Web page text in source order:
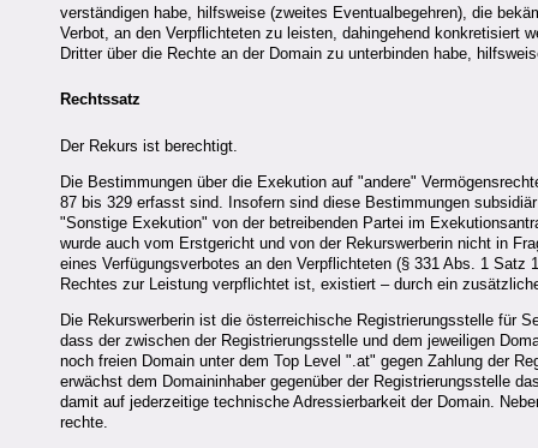
verständigen habe, hilfsweise (zweites Eventualbegehren), die
Verbot, an den Verpflichteten zu leisten, dahingehend konkretisiert
Dritter über die Rechte an der Domain zu unterbinden habe,
Rechtssatz
Der Rekurs ist berechtigt.
Die Bestimmungen über die Exekution auf "andere"
87 bis 329 erfasst sind. Insofern sind diese Bestimmungen
"Sonstige Exekution" von der betreibenden Partei im
wurde auch vom Erstgericht und von der Rekurswerberin nicht in
eines Verfügungsverbotes an den Verpflichteten (§ 331 Abs. 1
Rechtes zur Leistung verpflichtet ist, existiert – durch ein
Die Rekurswerberin ist die österreichische Registrierungsstelle für
dass der zwischen der Registrierungsstelle und dem jeweiligen
noch freien Domain unter dem Top Level ".at" gegen Zahlung der
erwächst dem Domaininhaber gegenüber der Registrierungsstelle
damit auf jederzeitige technische Adressierbarkeit der Domain.
rechte.